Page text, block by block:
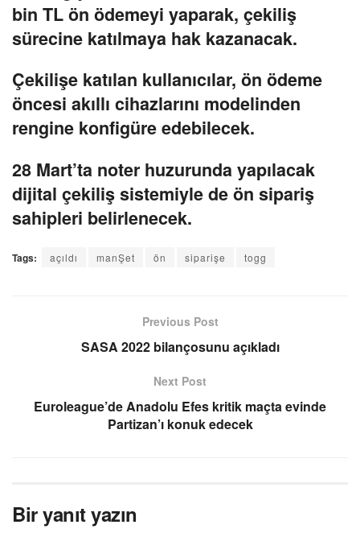
bin TL ön ödemeyi yaparak, çekiliş
sürecine katılmaya hak kazanacak.
Çekilişe katılan kullanıcılar, ön ödeme
öncesi akıllı cihazlarını modelinden
rengine konfigüre edebilecek.
28 Mart’ta noter huzurunda yapılacak
dijital çekiliş sistemiyle de ön sipariş
sahipleri belirlenecek.
Tags: açıldı manŞet ön siparişe togg
Previous Post
SASA 2022 bilançosunu açıkladı
Next Post
Euroleague’de Anadolu Efes kritik maçta evinde
Partizan’ı konuk edecek
Bir yanıt yazın